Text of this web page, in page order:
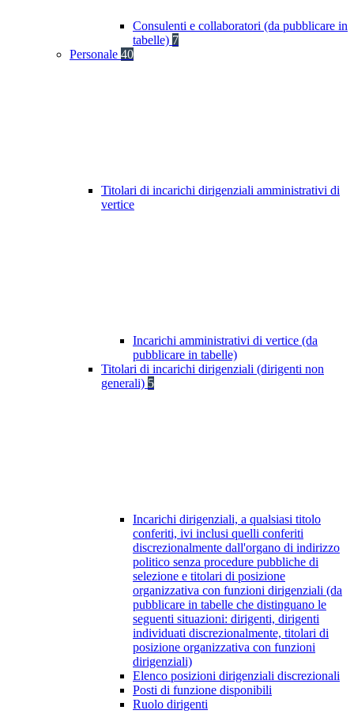
Consulenti e collaboratori (da pubblicare in
tabelle) 7
Personale 40
Titolari di incarichi dirigenziali amministrativi di
vertice
Incarichi amministrativi di vertice (da
pubblicare in tabelle)
Titolari di incarichi dirigenziali (dirigenti non
generali) 5
Incarichi dirigenziali, a qualsiasi titolo
conferiti, ivi inclusi quelli conferiti
discrezionalmente dall'organo di indirizzo
politico senza procedure pubbliche di
selezione e titolari di posizione
organizzativa con funzioni dirigenziali (da
pubblicare in tabelle che distinguano le
seguenti situazioni: dirigenti, dirigenti
individuati discrezionalmente, titolari di
posizione organizzativa con funzioni
dirigenziali)
Elenco posizioni dirigenziali discrezionali
Posti di funzione disponibili
Ruolo dirigenti